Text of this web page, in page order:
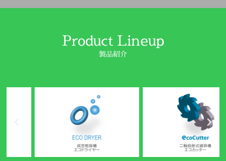
Product Lineup
製品紹介